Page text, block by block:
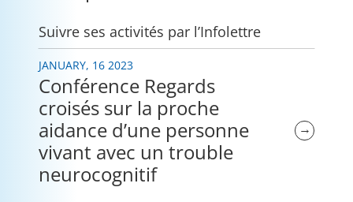
Suivre ses activités par l’Infolettre
JANUARY, 16 2023
Conférence Regards
croisés sur la proche
aidance d’une personne
vivant avec un trouble
neurocognitif
→